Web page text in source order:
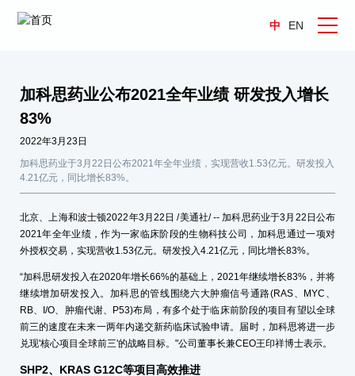
中 EN
加科思药业公布2021全年业绩 研发投入增长
83%
2022年3月23日
加科思药业于3月22日公布2021年全年业绩，实现营收1.53亿元。研发投入
4.21亿元，同比增长83%。
北京、上海和波士顿2022年3月22日 /美通社/ -- 加科思药业于3月22日公布
2021年全年业绩，作为一家临床阶段的生物科技公司，加科思通过一项对
外授权交易，实现营收1.53亿元。研发投入4.21亿元，同比增长83%。
“加科思研发投入在2020年增长66%的基础上，2021年继续增长83%，并将
继续增加研发投入。加科思的管线围绕六大肿瘤信号通路(RAS、MYC、
RB、I/O、肿瘤代谢、P53)布局，有多个处于临床前阶段的项目有望以全球
前三的速度在未来一两年内递交新药临床试验申请。届时，加科思将进一步
兑现'核心项目全球前三'的战略目标。"公司董事长兼CEO王印祥博士表示。
SHP2、KRAS G12C等项目高效推进